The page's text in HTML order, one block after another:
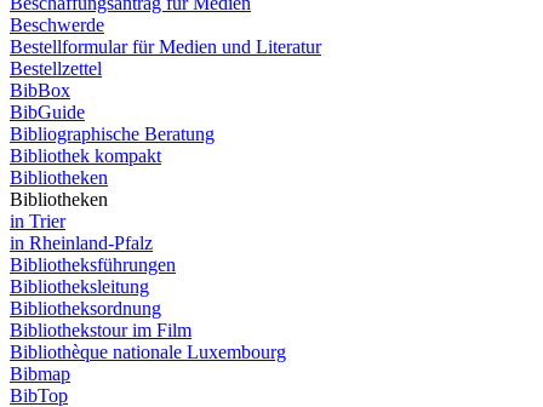
Beschwerde
Bestellformular für Medien und Literatur
Bestellzettel
BibBox
BibGuide
Bibliographische Beratung
Bibliothek kompakt
Bibliotheken
Bibliotheken
in Trier
in Rheinland-Pfalz
Bibliotheksführungen
Bibliotheksleitung
Bibliotheksordnung
Bibliothekstour im Film
Bibliothèque nationale Luxembourg
Bibmap
BibTop